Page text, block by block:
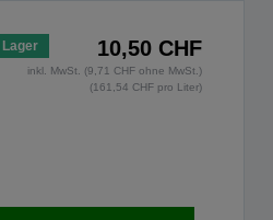
10,50 CHF
inkl. MwSt. (9,71 CHF ohne MwSt.)
(161,54 CHF pro Liter)